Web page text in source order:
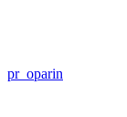
pr_oparin